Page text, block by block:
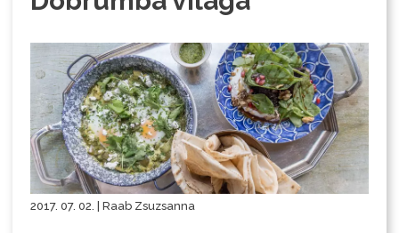
2017. 07. 02. | Raab Zsuzsanna